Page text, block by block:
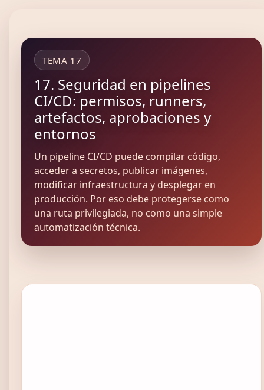
TEMA 17
17. Seguridad en pipelines
CI/CD: permisos, runners,
artefactos, aprobaciones y
entornos
Un pipeline CI/CD puede compilar código,
acceder a secretos, publicar imágenes,
modificar infraestructura y desplegar en
producción. Por eso debe protegerse como
una ruta privilegiada, no como una simple
automatización técnica.